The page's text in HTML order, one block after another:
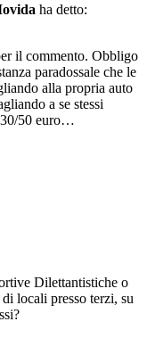
ha detto:
il commento. Obbligo
paradossale che le
alla propria auto
a se stessi
30/50 euro…
Dilettantistiche o
locali presso terzi, su